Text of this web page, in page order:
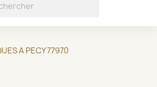
A PECY 77970